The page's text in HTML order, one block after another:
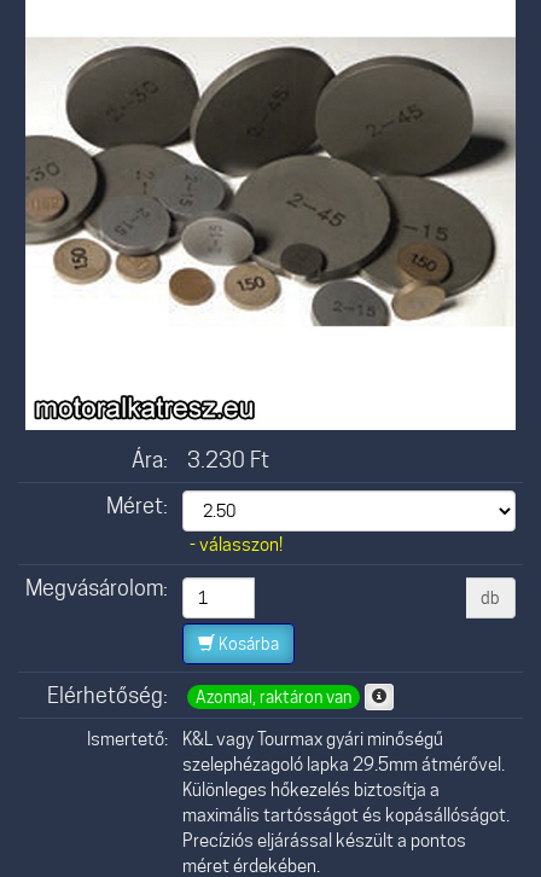
Ára: 3.230 Ft
Méret:
- válasszon!
Megvásárolom: db
Kosárba
Elérhetőség: Azonnal, raktáron van
Ismertető:
K&L vagy Tourmax gyári minőségű
szelephézagoló lapka 29.5mm átmérővel.
Különleges hőkezelés biztosítja a
maximális tartósságot és kopásállóságot.
Precíziós eljárással készült a pontos
méret érdekében.